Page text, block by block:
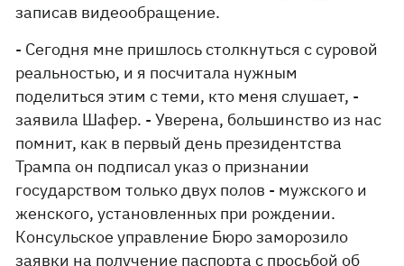
записав видеообращение.
- Сегодня мне пришлось столкнуться с суровой
реальностью, и я посчитала нужным
поделиться этим с теми, кто меня слушает, -
заявила Шафер. - Уверена, большинство из нас
помнит, как в первый день президентства
Трампа он подписал указ о признании
государством только двух полов - мужского и
женского, установленных при рождении.
Консульское управление Бюро заморозило
заявки на получение паспорта с просьбой об